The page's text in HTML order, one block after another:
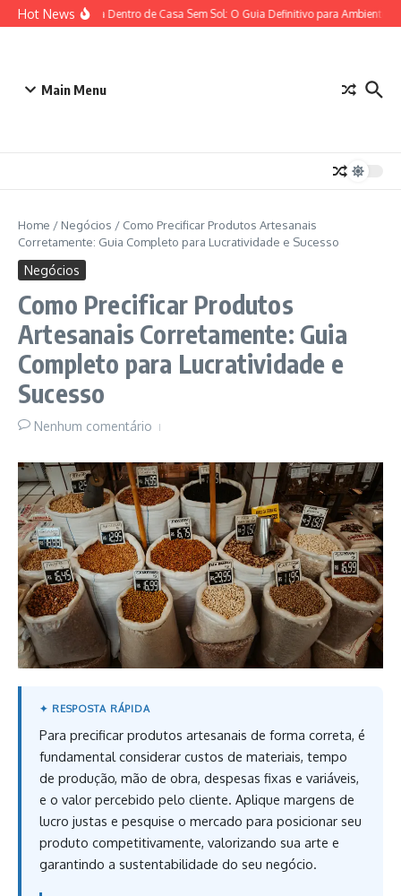
Ir para o conteúdo
Hot News
Plantas para Dentro de Casa Sem Sol: O Guia Definitivo para Ambientes
Main Menu
Home / Negócios / Como Precificar Produtos Artesanais
Corretamente: Guia Completo para Lucratividade e Sucesso
Negócios
Como Precificar Produtos
Artesanais Corretamente: Guia
Completo para Lucratividade e
Sucesso
Nenhum comentário
Para precificar produtos artesanais de forma correta, é
fundamental considerar custos de materiais, tempo
de produção, mão de obra, despesas fixas e variáveis,
e o valor percebido pelo cliente. Aplique margens de
lucro justas e pesquise o mercado para posicionar seu
produto competitivamente, valorizando sua arte e
garantindo a sustentabilidade do seu negócio.